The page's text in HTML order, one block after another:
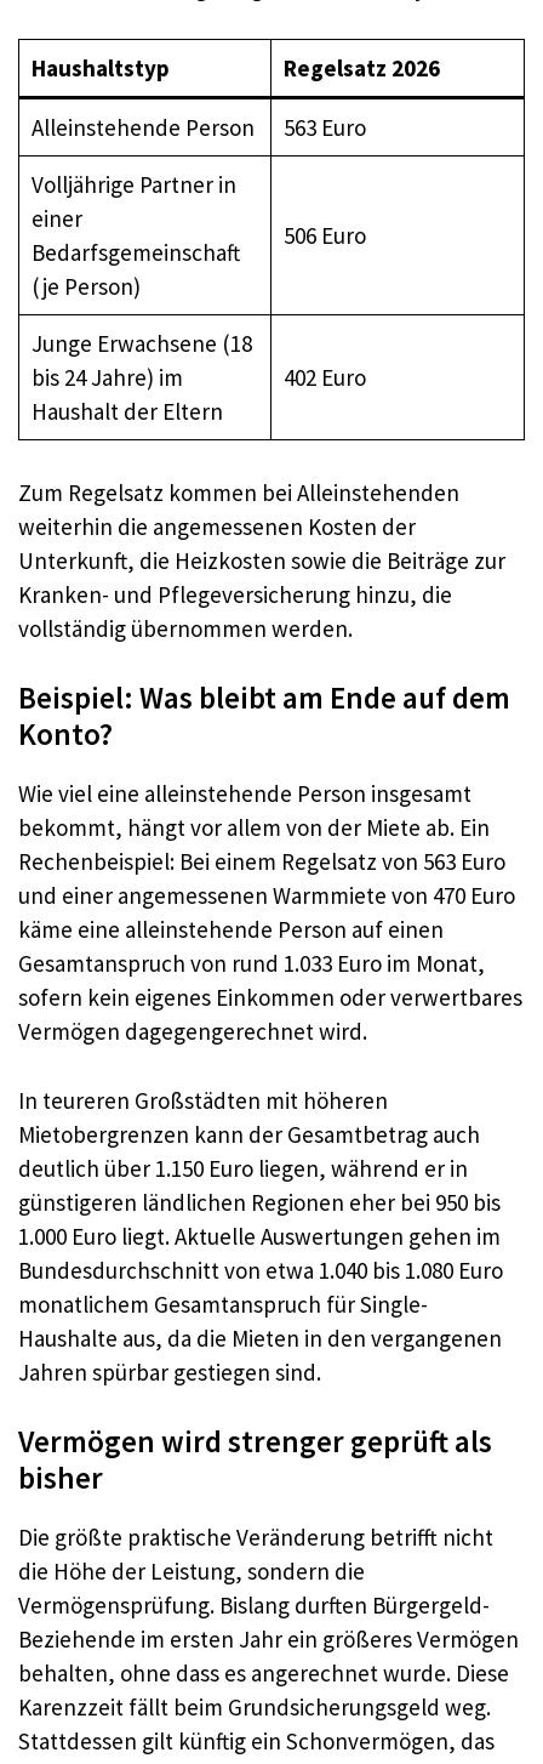
Haushaltstyp Regelsatz 2026
Alleinstehende Person
563 Euro
Volljährige Partner in
einer
Bedarfsgemeinschaft
(je Person)
506 Euro
Junge Erwachsene (18
bis 24 Jahre) im
Haushalt der Eltern
402 Euro
Zum Regelsatz kommen bei Alleinstehenden
weiterhin die angemessenen Kosten der
Unterkunft, die Heizkosten sowie die Beiträge zur
Kranken- und Pflegeversicherung hinzu, die
vollständig übernommen werden.
Beispiel: Was bleibt am Ende auf dem
Konto?
Wie viel eine alleinstehende Person insgesamt
bekommt, hängt vor allem von der Miete ab. Ein
Rechenbeispiel: Bei einem Regelsatz von 563 Euro
und einer angemessenen Warmmiete von 470 Euro
käme eine alleinstehende Person auf einen
Gesamtanspruch von rund 1.033 Euro im Monat,
sofern kein eigenes Einkommen oder verwertbares
Vermögen dagegengerechnet wird.
In teureren Großstädten mit höheren
Mietobergrenzen kann der Gesamtbetrag auch
deutlich über 1.150 Euro liegen, während er in
günstigeren ländlichen Regionen eher bei 950 bis
1.000 Euro liegt. Aktuelle Auswertungen gehen im
Bundesdurchschnitt von etwa 1.040 bis 1.080 Euro
monatlichem Gesamtanspruch für Single-
Haushalte aus, da die Mieten in den vergangenen
Jahren spürbar gestiegen sind.
Vermögen wird strenger geprüft als
bisher
Die größte praktische Veränderung betrifft nicht
die Höhe der Leistung, sondern die
Vermögensprüfung. Bislang durften Bürgergeld-
Beziehende im ersten Jahr ein größeres Vermögen
behalten, ohne dass es angerechnet wurde. Diese
Karenzzeit fällt beim Grundsicherungsgeld weg.
Stattdessen gilt künftig ein Schonvermögen, das